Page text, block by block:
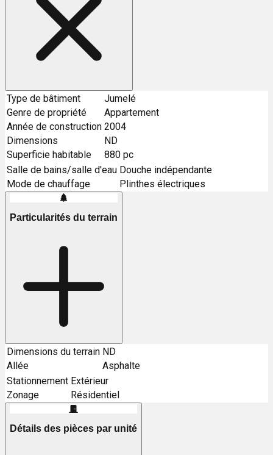
Type de bâtiment
Jumelé
Genre de propriété
Appartement
Année de construction 2004
Dimensions
ND
Superficie habitable
880 pc
Salle de bains/salle d'eau Douche indépendante
Mode de chauffage
Plinthes électriques
Particularités du terrain
Dimensions du terrain ND
Allée
Asphalte
Stationnement Extérieur
Zonage
Résidentiel
Détails des pièces par unité